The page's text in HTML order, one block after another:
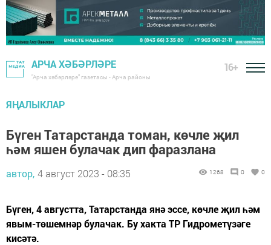
АРЧА ХӘБӘРЛӘРЕ
"Арча хәбәрләре" газетасы - Арча районы
16+
ЯҢАЛЫКЛАР
Бүген Татарстанда томан, көчле җил
һәм яшен булачак дип фаразлана
автор, 4 август 2023 - 08:35 1268 0 0
Бүген, 4 августта, Татарстанда янә эссе, көчле җил һәм
явым-төшемнәр булачак. Бу хакта ТР Гидрометүзәге
кисәтә.